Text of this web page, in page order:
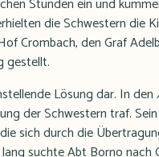
Stunden ein und
die Schwestern die
Crombach, den Graf
gestellt.
Lösung dar. In den
der Schwestern traf.
sich durch die
suchte Abt Borno nach